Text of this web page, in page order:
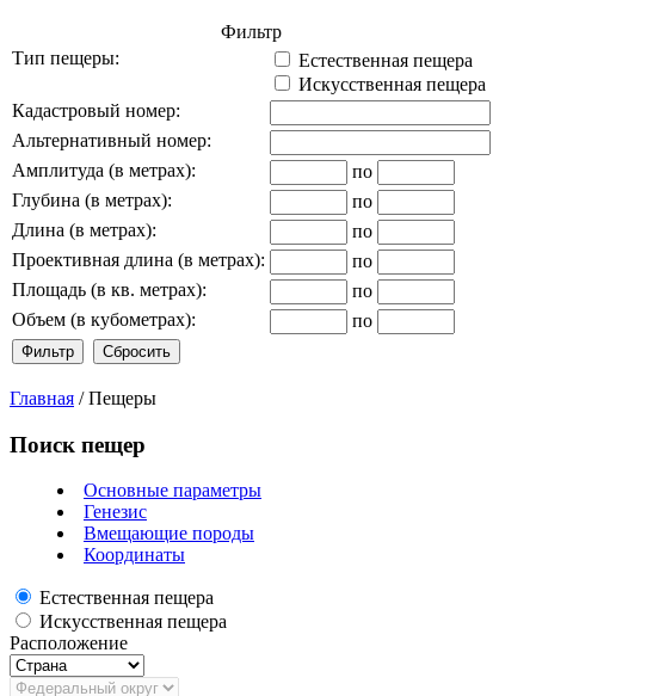
Фильтр
Тип пещеры:
Естественная пещера
Искусственная пещера
Кадастровый номер:
Альтернативный номер:
Амплитуда (в метрах):
по
Глубина (в метрах):
по
Длина (в метрах):
по
Проективная длина (в метрах):
по
Площадь (в кв. метрах):
по
Объем (в кубометрах):
по
Главная / Пещеры
Поиск пещер
Основные параметры
Генезис
Вмещающие породы
Координаты
Естественная пещера
Искусственная пещера
Расположение